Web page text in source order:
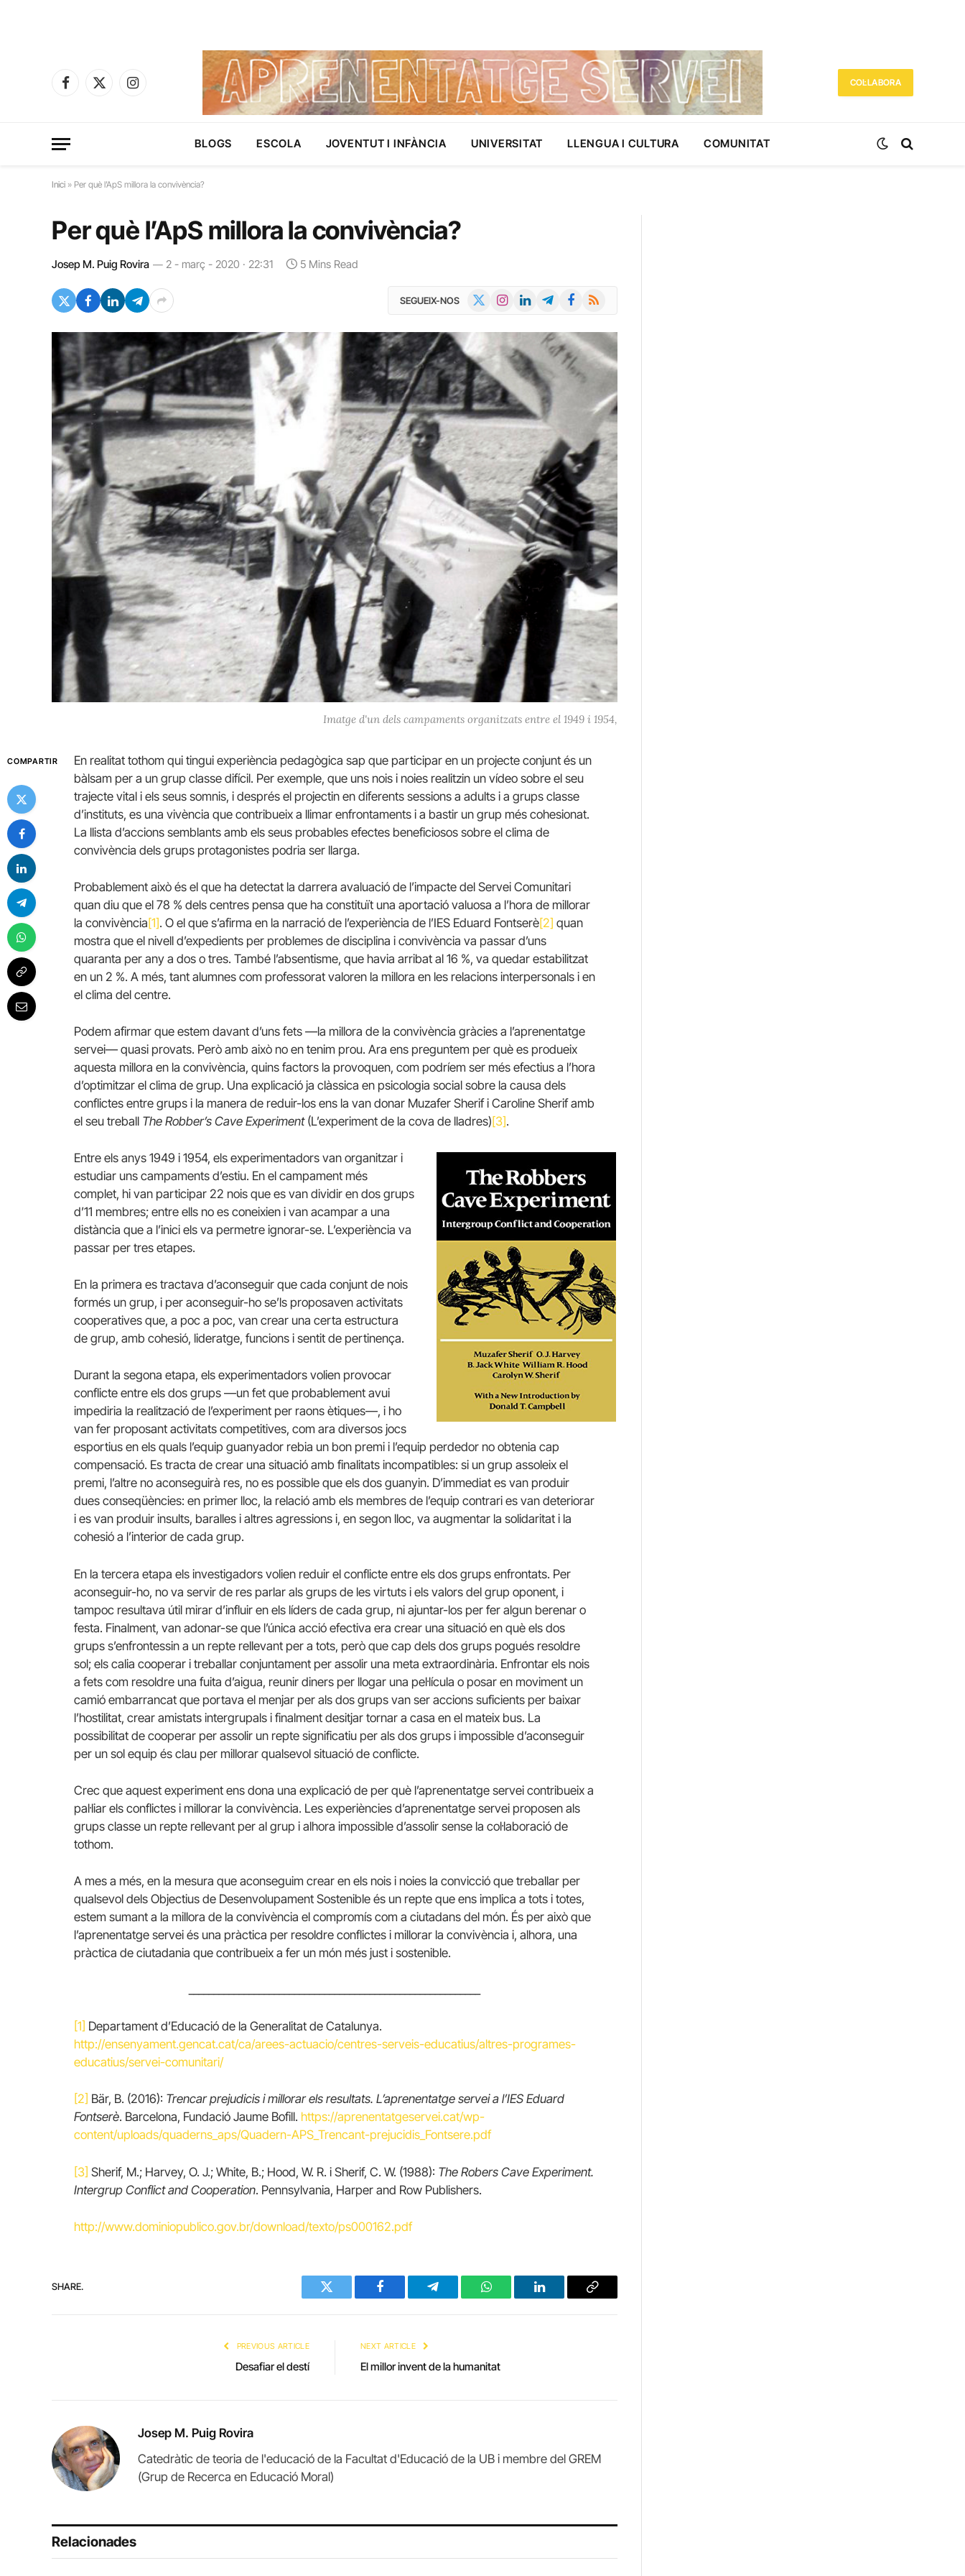
Facebook
X
Instagram
COL·LABORA
BLOGS ESCOLA JOVENTUT I INFÀNCIA UNIVERSITAT LLENGUA I CULTURA COMUNITAT
Inici » Per què l’ApS millora la convivència?
Per què l’ApS millora la convivència?
Josep M. Puig Rovira 2 - març - 2020 · 22:31 5 Mins Read
SEGUEIX-NOS InstagramLinkedInTelegramFacebook
RSS
Imatge d'un dels campaments organitzats entre el 1949 i 1954,
COMPARTIR
En realitat tothom qui tingui experiència pedagògica sap que participar en un projecte conjunt és un
bàlsam per a un grup classe difícil. Per exemple, que uns nois i noies realitzin un vídeo sobre el seu
trajecte vital i els seus somnis, i després el projectin en diferents sessions a adults i a grups classe
d’instituts, es una vivència que contribueix a llimar enfrontaments i a bastir un grup més cohesionat.
La llista d’accions semblants amb els seus probables efectes beneficiosos sobre el clima de
convivència dels grups protagonistes podria ser llarga.
Probablement això és el que ha detectat la darrera avaluació de l’impacte del Servei Comunitari
quan diu que el 78 % dels centres pensa que ha constituït una aportació valuosa a l’hora de millorar
la convivència[1]. O el que s’afirma en la narració de l’experiència de l’IES Eduard Fontserè[2] quan
mostra que el nivell d’expedients per problemes de disciplina i convivència va passar d’uns
quaranta per any a dos o tres. També l’absentisme, que havia arribat al 16 %, va quedar estabilitzat
en un 2 %. A més, tant alumnes com professorat valoren la millora en les relacions interpersonals i en
el clima del centre.
Podem afirmar que estem davant d’uns fets —la millora de la convivència gràcies a l’aprenentatge
servei— quasi provats. Però amb això no en tenim prou. Ara ens preguntem per què es produeix
aquesta millora en la convivència, quins factors la provoquen, com podríem ser més efectius a l’hora
d’optimitzar el clima de grup. Una explicació ja clàssica en psicologia social sobre la causa dels
conflictes entre grups i la manera de reduir-los ens la van donar Muzafer Sherif i Caroline Sherif amb
el seu treball The Robber’s Cave Experiment(L’experiment de la cova de lladres)[3].
Entre els anys 1949 i 1954, els experimentadors van organitzar i
estudiar uns campaments d’estiu. En el campament més
complet, hi van participar 22 nois que es van dividir en dos grups
d’11 membres; entre ells no es coneixien i van acampar a una
distància que a l’inici els va permetre ignorar-se. L’experiència va
passar per tres etapes.
En la primera es tractava d’aconseguir que cada conjunt de nois
formés un grup, i per aconseguir-ho se’ls proposaven activitats
cooperatives que, a poc a poc, van crear una certa estructura
de grup, amb cohesió, lideratge, funcions i sentit de pertinença.
Durant la segona etapa, els experimentadors volien provocar
conflicte entre els dos grups —un fet que probablement avui
impediria la realització de l’experiment per raons ètiques—, i ho
van fer proposant activitats competitives, com ara diversos jocs
esportius en els quals l’equip guanyador rebia un bon premi i l’equip perdedor no obtenia cap
compensació. Es tracta de crear una situació amb finalitats incompatibles: si un grup assoleix el
premi, l’altre no aconseguirà res, no es possible que els dos guanyin. D’immediat es van produir
dues conseqüències: en primer lloc, la relació amb els membres de l’equip contrari es van deteriorar
i es van produir insults, baralles i altres agressions i, en segon lloc, va augmentar la solidaritat i la
cohesió a l’interior de cada grup.
En la tercera etapa els investigadors volien reduir el conflicte entre els dos grups enfrontats. Per
aconseguir-ho, no va servir de res parlar als grups de les virtuts i els valors del grup oponent, i
tampoc resultava útil mirar d’influir en els líders de cada grup, ni ajuntar-los per fer algun berenar o
festa. Finalment, van adonar-se que l’única acció efectiva era crear una situació en què els dos
grups s’enfrontessin a un repte rellevant per a tots, però que cap dels dos grups pogués resoldre
sol; els calia cooperar i treballar conjuntament per assolir una meta extraordinària. Enfrontar els nois
a fets com resoldre una fuita d’aigua, reunir diners per llogar una pel·lícula o posar en moviment un
camió embarrancat que portava el menjar per als dos grups van ser accions suficients per baixar
l’hostilitat, crear amistats intergrupals i finalment desitjar tornar a casa en el mateix bus. La
possibilitat de cooperar per assolir un repte significatiu per als dos grups i impossible d’aconseguir
per un sol equip és clau per millorar qualsevol situació de conflicte.
Crec que aquest experiment ens dona una explicació de per què l’aprenentatge servei contribueix a
pal·liar els conflictes i millorar la convivència. Les experiències d’aprenentatge servei proposen als
grups classe un repte rellevant per al grup i alhora impossible d’assolir sense la col·laboració de
tothom.
A mes a més, en la mesura que aconseguim crear en els nois i noies la convicció que treballar per
qualsevol dels Objectius de Desenvolupament Sostenible és un repte que ens implica a tots i totes,
estem sumant a la millora de la convivència el compromís com a ciutadans del món. És per això que
l’aprenentatge servei és una pràctica per resoldre conflictes i millorar la convivència i, alhora, una
pràctica de ciutadania que contribueix a fer un món més just i sostenible.
[1] Departament d’Educació de la Generalitat de Catalunya.
http://ensenyament.gencat.cat/ca/arees-actuacio/centres-serveis-educatius/altres-programes-
educatius/servei-comunitari/
[2] Bär, B. (2016): Trencar prejudicis i millorar els resultats. L’aprenentatge servei a l’IES Eduard
Fontserè. Barcelona, Fundació Jaume Bofill. https://aprenentatgeservei.cat/wp-
content/uploads/quaderns_aps/Quadern-APS_Trencant-prejucidis_Fontsere.pdf
[3] Sherif, M.; Harvey, O. J.; White, B.; Hood, W. R. i Sherif, C. W. (1988): The Robers Cave Experiment.
Intergrup Conflict and Cooperation. Pennsylvania, Harper and Row Publishers.
http://www.dominiopublico.gov.br/download/texto/ps000162.pdf
SHARE.
Twitter Facebook Telegram WhatsAppLinkedIn Copy
PREVIOUS ARTICLE
Desafiar el destí
NEXT ARTICLE
El millor invent de la humanitat
Josep M. Puig Rovira
Catedràtic de teoria de l'educació de la Facultat d'Educació de la UB i membre del GREM
(Grup de Recerca en Educació Moral)
Relacionades